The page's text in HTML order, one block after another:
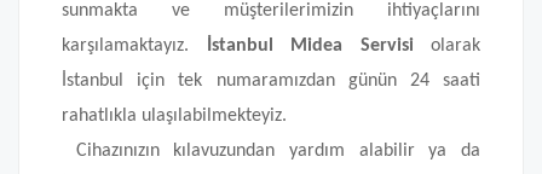
sunmakta ve müşterilerimizin ihtiyaçlarını
karşılamaktayız.
İstanbul Midea Servisi olarak
İstanbul için tek numaramızdan günün 24 saati
rahatlıkla ulaşılabilmekteyiz.
Cihazınızın kılavuzundan yardım alabilir ya da